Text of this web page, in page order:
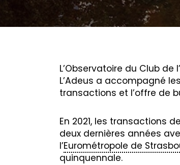
L’Observatoire du Club
L’Adeus a accompagné
transactions et l’offre de
En 2021, les transactions
deux dernières années
l’Eurométropole de
quinquennale.